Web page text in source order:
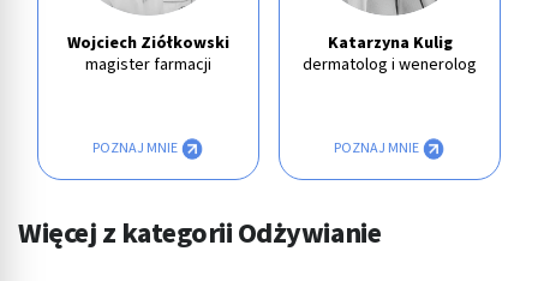
Wojciech Ziółkowski
magister farmacji
POZNAJ MNIE
Katarzyna Kulig
dermatolog i wenerolog
POZNAJ MNIE
Więcej z kategorii Odżywianie